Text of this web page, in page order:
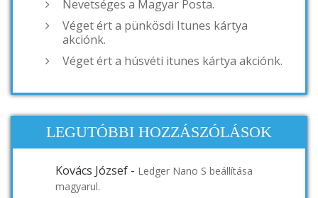
Nevetséges a Magyar Posta.
Véget ért a pünkösdi Itunes kártya
akciónk.
Véget ért a húsvéti itunes kártya akciónk.
LEGUTÓBBI HOZZÁSZÓLÁSOK
Kovács József - Ledger Nano S beállítása
magyarul.